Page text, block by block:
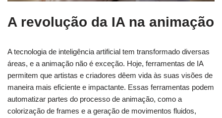
A revolução da IA na animação
A tecnologia de inteligência artificial tem transformado diversas
áreas, e a animação não é exceção. Hoje, ferramentas de IA
permitem que artistas e criadores dêem vida às suas visões de
maneira mais eficiente e impactante. Essas ferramentas podem
automatizar partes do processo de animação, como a
colorização de frames e a geração de movimentos fluidos,